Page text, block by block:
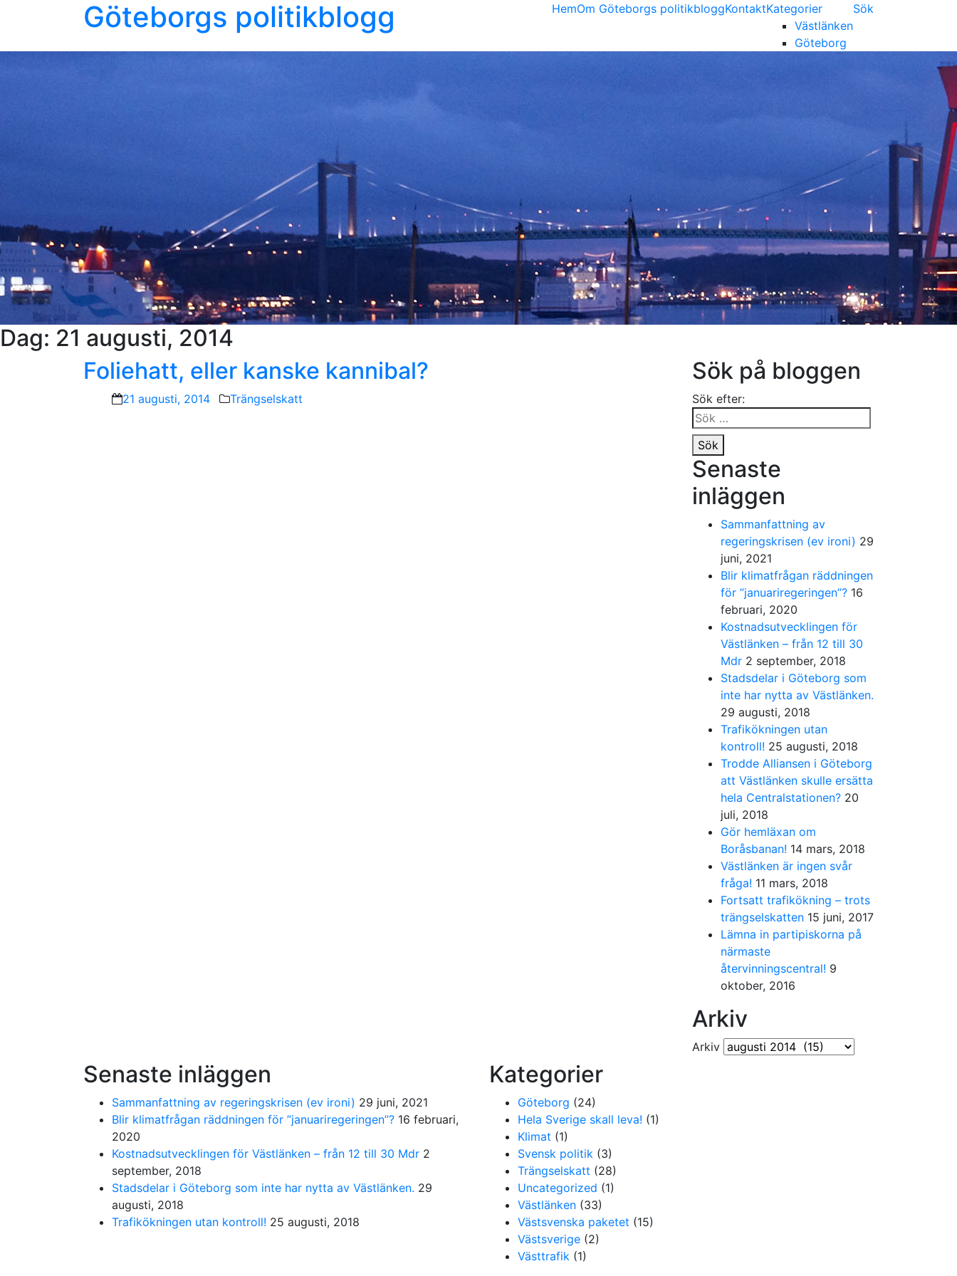
Göteborgs politikblogg HemOm Göteborgs politikbloggKontaktKategorier
Västlänken
Göteborg
Sök
Dag: 21 augusti, 2014
Foliehatt, eller kanske kannibal?
21 augusti, 2014 Trängselskatt
Sök på bloggen
Sök efter:
Sök
Senaste
inläggen
Sammanfattning av
regeringskrisen (ev ironi) 29
juni, 2021
Blir klimatfrågan räddningen
för ”januariregeringen”? 16
februari, 2020
Kostnadsutvecklingen för
Västlänken – från 12 till 30
Mdr 2 september, 2018
Stadsdelar i Göteborg som
inte har nytta av Västlänken.
29 augusti, 2018
Trafikökningen utan
kontroll! 25 augusti, 2018
Trodde Alliansen i Göteborg
att Västlänken skulle ersätta
hela Centralstationen? 20
juli, 2018
Gör hemläxan om
Boråsbanan! 14 mars, 2018
Västlänken är ingen svår
fråga! 11 mars, 2018
Fortsatt trafikökning – trots
trängselskatten 15 juni, 2017
Lämna in partipiskorna på
närmaste
återvinningscentral! 9
oktober, 2016
Arkiv
Arkiv
Senaste inläggen
Sammanfattning av regeringskrisen (ev ironi) 29 juni, 2021
Blir klimatfrågan räddningen för ”januariregeringen”? 16 februari,
2020
Kostnadsutvecklingen för Västlänken – från 12 till 30 Mdr 2
september, 2018
Stadsdelar i Göteborg som inte har nytta av Västlänken. 29
augusti, 2018
Trafikökningen utan kontroll! 25 augusti, 2018
Kategorier
Göteborg (24)
Hela Sverige skall leva! (1)
Klimat (1)
Svensk politik (3)
Trängselskatt (28)
Uncategorized (1)
Västlänken (33)
Västsvenska paketet (15)
Västsverige (2)
Västtrafik (1)